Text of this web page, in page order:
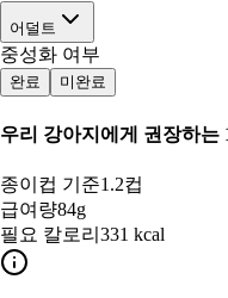
어덜트
중성화 여부
완료 미완료
우리 강아지 에게 권장하는
종이컵 기준1.2컵
급여량84g
필요 칼로리 331 kcal